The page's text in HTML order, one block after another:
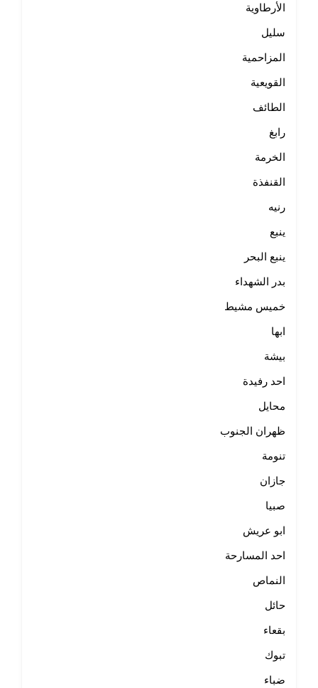
الأرطاوية
سليل
المزاحمية
القويعية
الطائف
رابغ
الخرمة
القنفذة
رنيه
ينبع
ينبع البحر
بدر الشهداء
خميس مشيط
ابها
بيشة
احد رفيدة
محايل
ظهران الجنوب
تنومة
جازان
صبيا
ابو عريش
احد المسارحة
النماص
حائل
بقعاء
تبوك
ضباء